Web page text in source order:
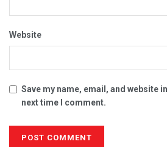
Website
Save my name, email, and website
next time I comment.